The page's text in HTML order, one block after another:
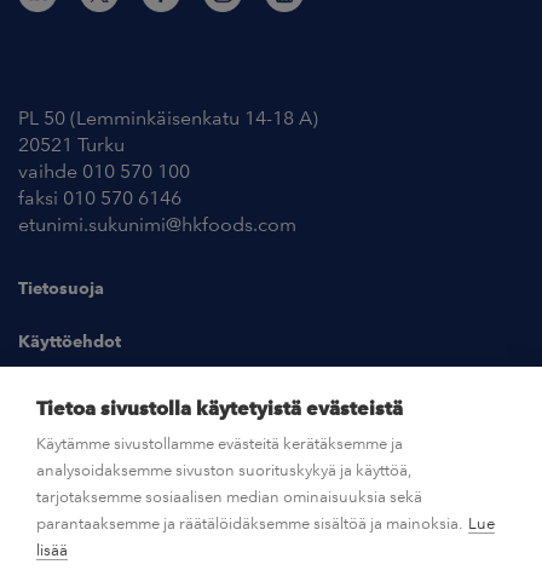
PL 50 (Lemminkäisenkatu 14-18 A)
20521 Turku
vaihde 010 570 100
faksi 010 570 6146
etunimi.sukunimi@hkfoods.com
Tietosuoja
Käyttöehdot
Kuvapankki
UUTISHUONE
Tietoa sivustolla käytetyistä evästeistä
Käytämme sivustollamme evästeitä kerätäksemme ja
analysoidaksemme sivuston suorituskykyä ja käyttöä,
tarjotaksemme sosiaalisen median ominaisuuksia sekä
parantaaksemme ja räätälöidäksemme sisältöä ja mainoksia. Lue
lisää